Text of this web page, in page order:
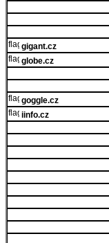
gigant.cz
globe.cz
goggle.cz
iinfo.cz